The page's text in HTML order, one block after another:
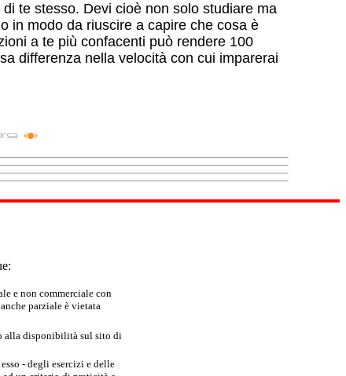
te stesso. Devi cioè non solo studiare ma
in modo da riuscire a capire che cosa è
a te più confacenti può rendere 100
differenza nella velocità con cui imparerai
e non commerciale con
parziale è vietata
alla disponibilità sul sito di
- degli esercizi e delle